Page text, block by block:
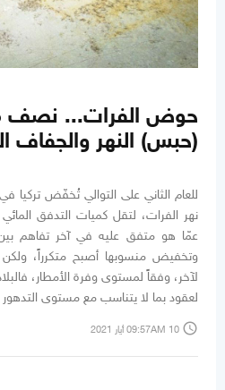
حوض الفرات... نصف
(حبس) النهر والجفاف
للعام الثاني على التوالي تُخفّض
عمّا هو متفق عليه في آخر تفاهم
وتخفيض منسوبها أصبح متكرراً،
لآخر، وفقاً لمستوى وفرة الأمطار،
لعقود بما لا يتناسب مع مستوى التدهور
access_time 09:57AM 10 أيار 2021